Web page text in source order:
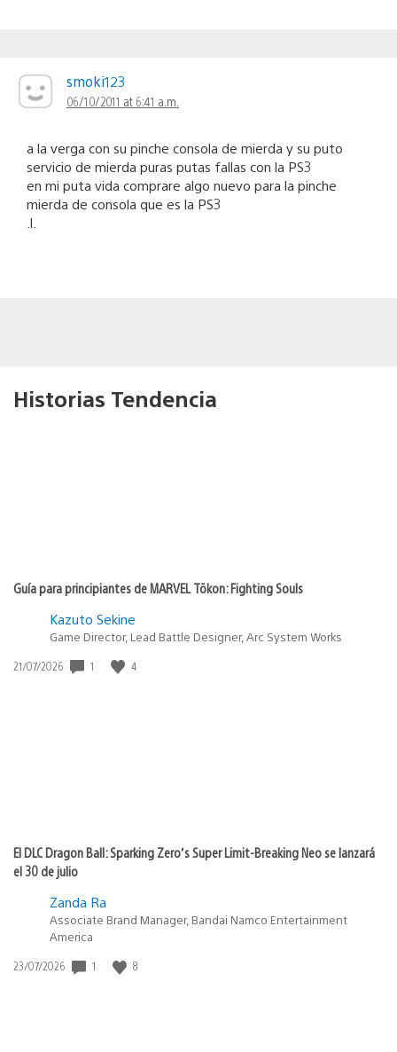
smoki123
06/10/2011 at 6:41 a.m.
a la verga con su pinche consola de mierda y su puto
servicio de mierda puras putas fallas con la PS3
en mi puta vida comprare algo nuevo para la pinche
mierda de consola que es la PS3
.l.
Historias Tendencia
Guía para principiantes de MARVEL Tōkon: Fighting Souls
Kazuto Sekine
Game Director, Lead Battle Designer, Arc System Works
Fecha
21/07/2026 1 4
El DLC Dragon Ball: Sparking Zero’s Super Limit-Breaking Neo se lanzará
el 30 de julio
Zanda Ra
Associate Brand Manager, Bandai Namco Entertainment
America
Fecha
23/07/2026 1 8